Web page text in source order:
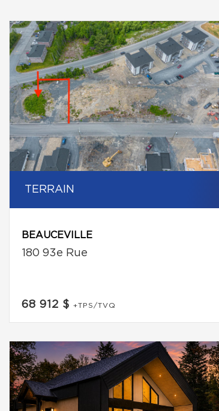
TERRAIN
BEAUCEVILLE
180 93e Rue
68 912 $ +TPS/TVQ